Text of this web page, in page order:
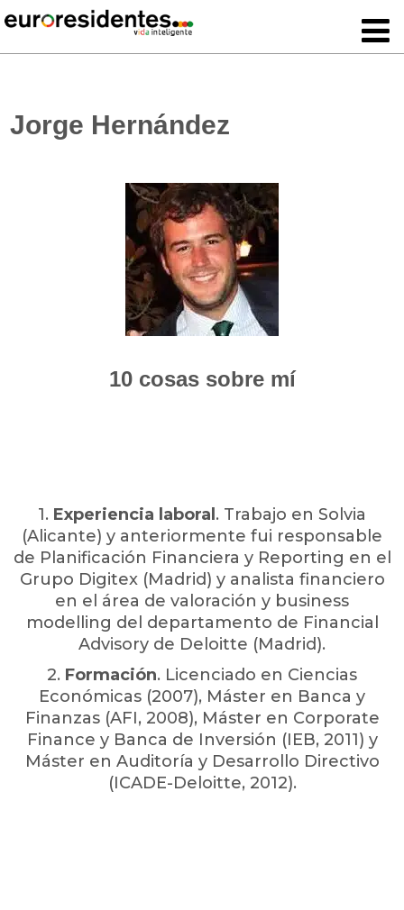
Jorge Hernández
10 cosas sobre mí
1. Experiencia laboral . Trabajo en Solvia
(Alicante) y anteriormente fui responsable
de Planificación Financiera y Reporting en el
Grupo Digitex (Madrid) y analista financiero
en el área de valoración y business
modelling del departamento de Financial
Advisory de Deloitte (Madrid).
2. Formación. Licenciado en Ciencias
Económicas (2007), Máster en Banca y
Finanzas (AFI, 2008), Máster en Corporate
Finance y Banca de Inversión (IEB, 2011) y
Máster en Auditoría y Desarrollo Directivo
(ICADE-Deloitte, 2012).